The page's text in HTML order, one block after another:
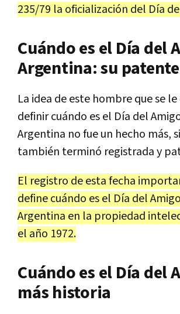
235/79 la oficialización del Día
Cuándo es el Día del
Argentina: su patente
La idea de este hombre que se
definir cuándo es el Día del
Argentina no fue un hecho más,
también terminó registrada y
El registro de esta fecha
define cuándo es el Día del
Argentina en la propiedad
el año 1972.
Cuándo es el Día del
más historia